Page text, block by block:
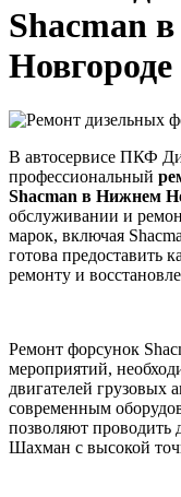
Shacman
Новгороде
В автосервисе ПКФ
профессиональный
Shacman в Нижнем
обслуживании и
марок, включая
готова предоставить
ремонту и
Ремонт форсунок
мероприятий,
двигателей грузовых
современным
позволяют проводить
Шахман с высокой